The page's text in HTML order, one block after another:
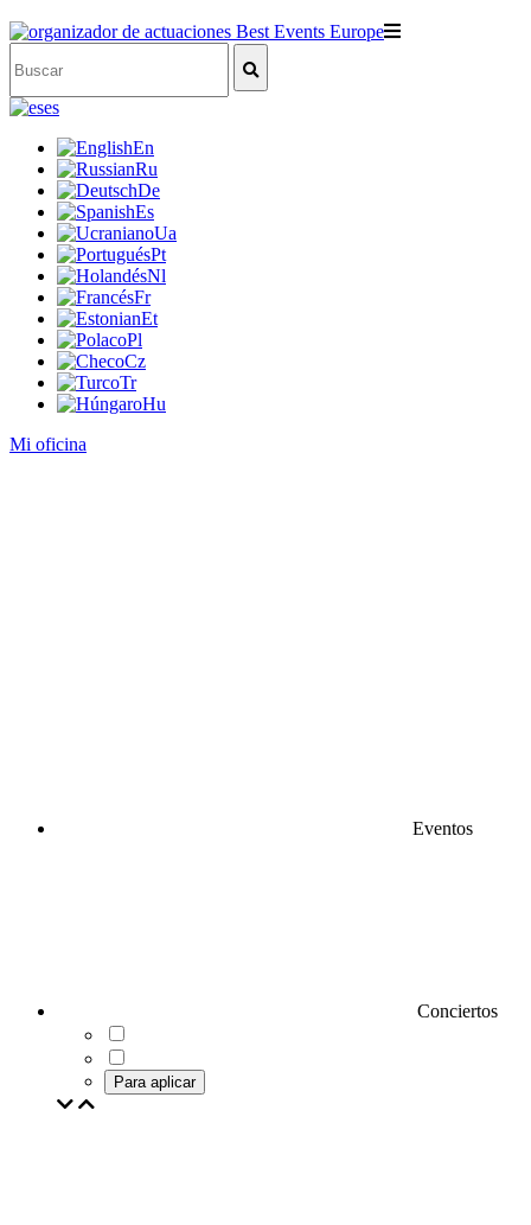
es
En
Ru
De
Es
Ua
Pt
Nl
Fr
Et
Pl
Cz
Tr
Hu
Mi oficina
Eventos
Conciertos
Para aplicar